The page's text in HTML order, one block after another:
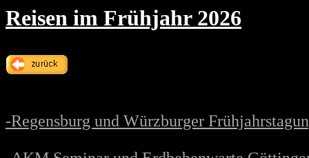
Reisen im Frühjahr 2026
-Regensburg und Würzburger